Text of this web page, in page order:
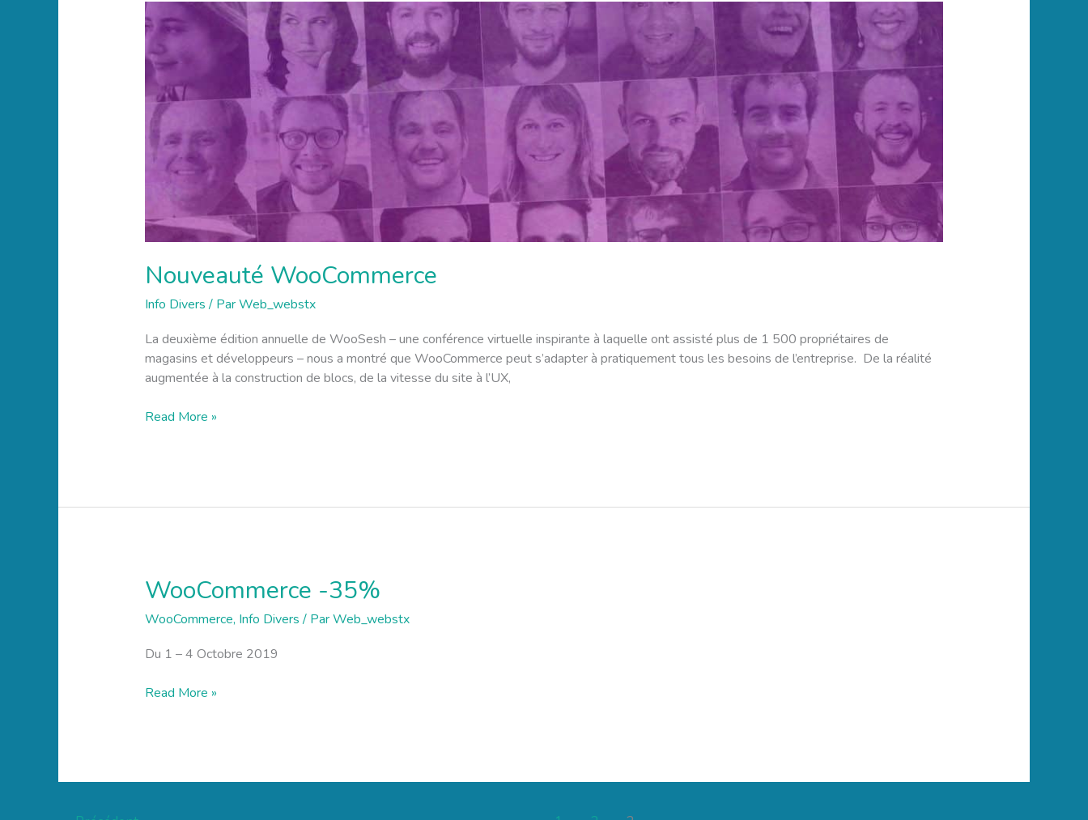
Nouveauté WooCommerce
Info Divers/ ParWeb_webstx
La deuxième édition annuelle de WooSesh – une conférence virtuelle inspirante à laquelle ont assisté plus de 1 500 propriétaires de
magasins et développeurs – nous a montré que WooCommerce peut s’adapter à pratiquement tous les besoins de l’entreprise. De la réalité
augmentée à la construction de blocs, de la vitesse du site à l’UX,
Nouveauté
WooCommerce
Read More »
WooCommerce -35%
WooCommerce, Info Divers/ ParWeb_webstx
Du 1 – 4 Octobre 2019
WooCommerce
Read More »